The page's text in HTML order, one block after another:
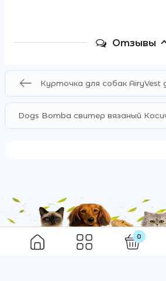
0
Отзывы
Dogs Bomba свитер вязаный